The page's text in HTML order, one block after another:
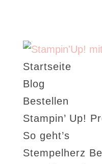
Startseite
Blog
Bestellen
Stampin’ Up!
So geht’s
Stempelherz